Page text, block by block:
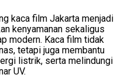
kaca film Jakarta menjadi
kenyamanan sekaligus
modern. Kaca film tidak
tetapi juga membantu
listrik, serta melindungi
UV.